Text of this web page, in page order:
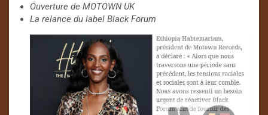
Ouverture de MOTOWN UK
La relance du label Black Forum